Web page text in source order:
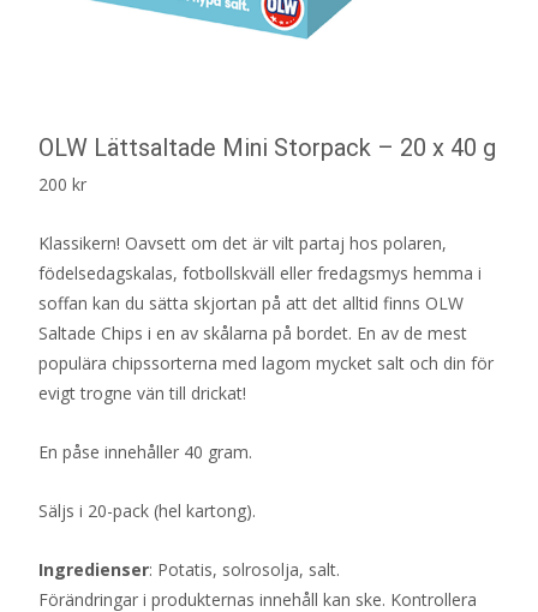
OLW Lättsaltade Mini Storpack – 20 x 40 g
200 kr
Klassikern! Oavsett om det är vilt partaj hos polaren,
födelsedagskalas, fotbollskväll eller fredagsmys hemma i
soffan kan du sätta skjortan på att det alltid finns OLW
Saltade Chips i en av skålarna på bordet. En av de mest
populära chipssorterna med lagom mycket salt och din för
evigt trogne vän till drickat!
En påse innehåller 40 gram.
Säljs i 20-pack (hel kartong).
Ingredienser: Potatis, solrosolja, salt.
Förändringar i produkternas innehåll kan ske. Kontrollera